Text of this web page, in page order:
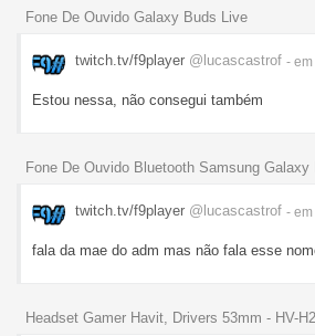
Fone De Ouvido Galaxy Buds Live
twitch.tv/f9player @lucascastrof -
Estou nessa, não consegui também
Fone De Ouvido Bluetooth Samsung
twitch.tv/f9player @lucascastrof -
fala da mae do adm mas não fala esse
Headset Gamer Havit, Drivers 53mm - HV-